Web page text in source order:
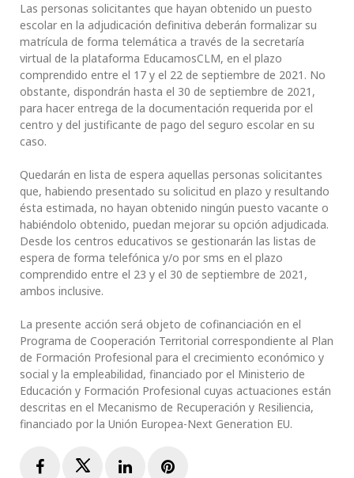
Las personas solicitantes que hayan obtenido un puesto
escolar en la adjudicación definitiva deberán formalizar su
matrícula de forma telemática a través de la secretaría
virtual de la plataforma EducamosCLM, en el plazo
comprendido entre el 17 y el 22 de septiembre de 2021. No
obstante, dispondrán hasta el 30 de septiembre de 2021,
para hacer entrega de la documentación requerida por el
centro y del justificante de pago del seguro escolar en su
caso.
Quedarán en lista de espera aquellas personas solicitantes
que, habiendo presentado su solicitud en plazo y resultando
ésta estimada, no hayan obtenido ningún puesto vacante o
habiéndolo obtenido, puedan mejorar su opción adjudicada.
Desde los centros educativos se gestionarán las listas de
espera de forma telefónica y/o por sms en el plazo
comprendido entre el 23 y el 30 de septiembre de 2021,
ambos inclusive.
La presente acción será objeto de cofinanciación en el
Programa de Cooperación Territorial correspondiente al Plan
de Formación Profesional para el crecimiento económico y
social y la empleabilidad, financiado por el Ministerio de
Educación y Formación Profesional cuyas actuaciones están
descritas en el Mecanismo de Recuperación y Resiliencia,
financiado por la Unión Europea-Next Generation EU.
FacebookTwitterLinkedInPinterest